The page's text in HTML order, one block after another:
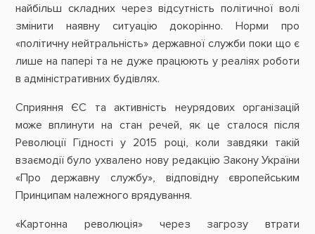
найбільш складних через відсутність політичної волі
змінити наявну ситуацію докорінно. Норми про
«політичну нейтральність» державної служби поки що є
лише на папері та не дуже працюють у реаліях роботи
в адміністративних будівлях.
Сприяння ЄС та активність неурядових організацій
може вплинути на стан речей, як це сталося після
Революції Гідності у 2015 році, коли завдяки такій
взаємодії було ухвалено нову редакцію Закону України
«Про державну службу», відповідну європейським
Принципам належного врядування.
«Картонна революція» через загрозу втрати